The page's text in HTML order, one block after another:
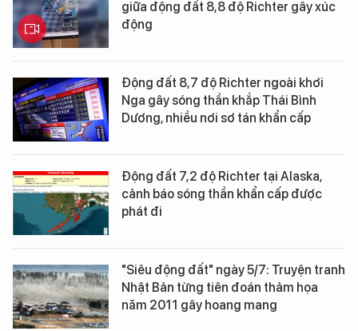
giữa động đất 8,8 độ Richter gây xúc
động
Động đất 8,7 độ Richter ngoài khơi
Nga gây sóng thần khắp Thái Bình
Dương, nhiều nơi sơ tán khẩn cấp
Động đất 7,2 độ Richter tại Alaska,
cảnh báo sóng thần khẩn cấp được
phát đi
"Siêu động đất" ngày 5/7: Truyện tranh
Nhật Bản từng tiên đoán thảm họa
năm 2011 gây hoang mang